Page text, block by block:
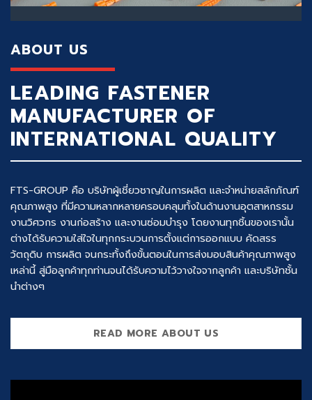
ABOUT US
LEADING FASTENER
MANUFACTURER OF
INTERNATIONAL QUALITY
FTS-GROUP คือ บริษัทผู้เชี่ยวชาญในการผลิต และจำหน่ายสลักภัณฑ์
คุณภาพสูง ที่มีความหลากหลายครอบคลุมทั้งในด้านงานอุตสาหกรรม
งานวิศวกร งานก่อสร้าง และงานซ่อมบำรุง โดยงานทุกชิ้นของเรานั้น
ต่างได้รับความใส่ใจในทุกกระบวนการตั้งแต่การออกแบบ คัดสรร
วัตถุดิบ การผลิต จนกระทั้งถึงขั้นตอนในการส่งมอบสินค้าคุณภาพสูง
เหล่านี้ สู่มือลูกค้าทุกท่านจนได้รับความไว้วางใจจากลูกค้า และบริษัทชั้น
นำต่างๆ
READ MORE ABOUT US